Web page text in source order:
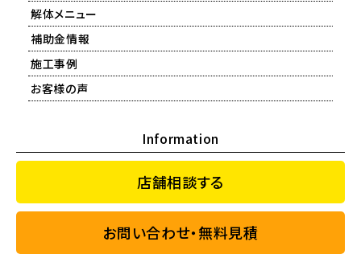
解体メニュー
補助金情報
施工事例
お客様の声
Information
店舗相談する
お問い合わせ・無料見積